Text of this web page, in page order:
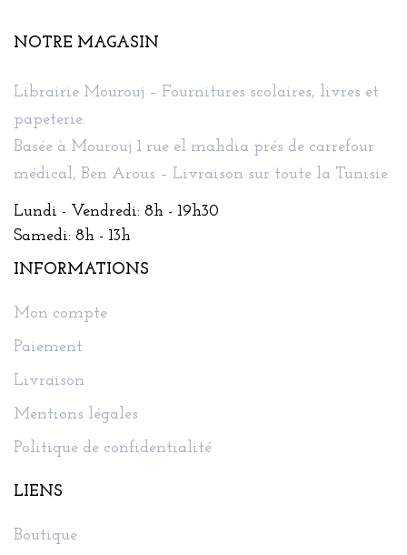
NOTRE MAGASIN
Librairie Mourouj – Fournitures scolaires, livres et
papeterie.
Basée à Mourouj 1 rue el mahdia prés de carrefour
médical, Ben Arous – Livraison sur toute la Tunisie.
Lundi - Vendredi: 8h - 19h30
Samedi: 8h - 13h
INFORMATIONS
Mon compte
Paiement
Livraison
Mentions légales
Politique de confidentialité
LIENS
Boutique